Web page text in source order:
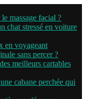
massage facial ?
chat stressé en voiture
en voyageant
sans percer ?
meilleurs cartables
cabane perchée qui